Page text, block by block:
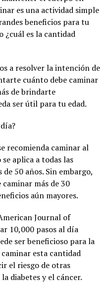
es una actividad simple
beneficios para tu
¿cuál es la cantidad
a resolver la intención de
cuánto debe caminar
de brindarte
ser útil para tu edad.
recomienda caminar al
aplica a todas las
50 años. Sin embargo,
más de 30
aún mayores.
Journal of
10,000 pasos al día
ser beneficioso para la
esta cantidad
el riesgo de otras
diabetes y el cáncer.